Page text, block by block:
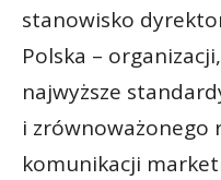
stanowisko
Polska –
najwyższe
i zrównoważonego
komunikacji